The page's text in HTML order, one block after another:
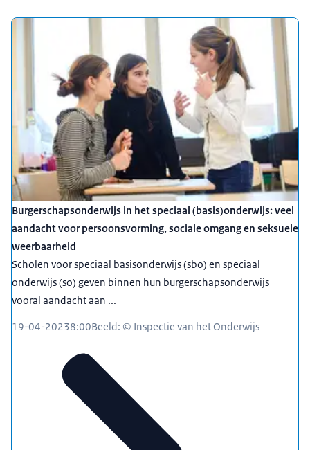
Burgerschapsonderwijs in het speciaal (basis)onderwijs: veel
aandacht voor persoonsvorming, sociale omgang en seksuele
weerbaarheid
Scholen voor speciaal basisonderwijs (sbo) en speciaal
onderwijs (so) geven binnen hun burgerschapsonderwijs
vooral aandacht aan ...
19-04-20238:00Beeld: © Inspectie van het Onderwijs